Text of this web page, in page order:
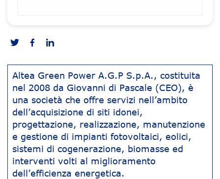
Altea Green Power A.G.P S.p.A., costituita
nel 2008 da Giovanni di Pascale (CEO), è
una società che offre servizi nell’ambito
dell’acquisizione di siti idonei,
progettazione, realizzazione, manutenzione
e gestione di impianti fotovoltaici, eolici,
sistemi di cogenerazione, biomasse ed
interventi volti al miglioramento
dell’efficienza energetica.